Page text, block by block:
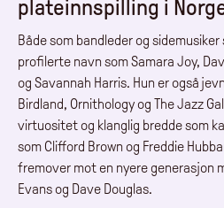
plateinnspilling i
Både som bandleder og
profilerte navn som Samara Joy,
og Savannah Harris. Hun er også
Birdland, Ornithology og The Jazz
virtuositet og klanglig bredde som
som Clifford Brown og Freddie
fremover mot en nyere generasjon
Evans og Dave Douglas.